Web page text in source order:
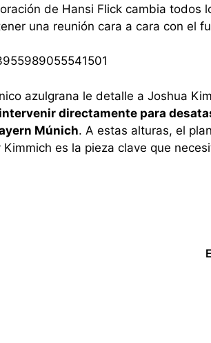
de Hansi Flick cambia todos
una reunión cara a cara con el
azulgrana le detalle a Joshua
directamente para
Múnich. A estas alturas, el
es la pieza clave que